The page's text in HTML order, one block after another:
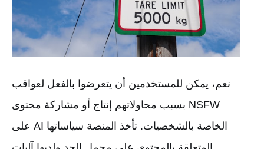
نعم، يمكن للمستخدمين أن يتعرضوا بالفعل لعواقب
بسبب محاولاتهم إنتاج أو مشاركة محتوى NSFW
على AI الخاصة بالشخصيات. تأخذ المنصة سياساتها